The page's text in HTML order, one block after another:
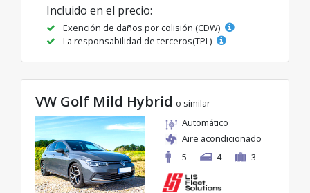
Incluido en el precio:
Exención de daños por colisión (CDW)
La responsabilidad de terceros(TPL)
VW Golf Mild Hybrid o similar
Automático
Aire acondicionado
5
4 3